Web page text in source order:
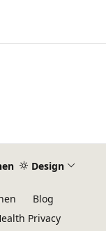
Design
Blog
Privacy